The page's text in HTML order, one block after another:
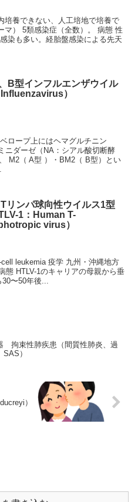
培養できない、人工培地で培養で
マ） 5類感染症（全数）。 病態 性
染も多い。経胎盤感染による先天
B型インフルエンザウイル
）
ロープ上にはヘマグルチニン
ニダーゼ（NA：シアル酸切断酵
M2（ A型 ）・BM2（ B型）とい
Tリンパ球向性ウイルス1型
1：Human T-
virus）
leukemia 疫学 九州・沖縄地方
態 HTLV-1のキャリアの母親から垂
〜50年後...
拘束性肺疾患（間質性肺炎、過
）
）